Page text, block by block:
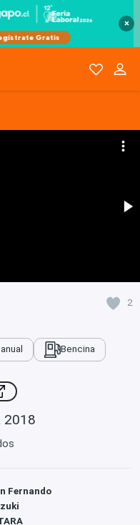
×
2
Bencina
2018
Fernando